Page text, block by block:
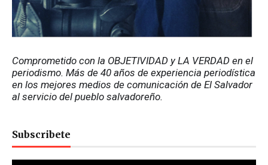
Comprometido con la OBJETIVIDAD y LA VERDAD en el
periodismo. Más de 40 años de experiencia periodística
en los mejores medios de comunicación de El Salvador
al servicio del pueblo salvadoreño.
Subscribete